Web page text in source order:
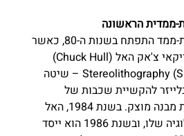
הראשונה
הרעיון של הדפסת תלת-ממד התפתח בשנות ה-80, כאשר
המהנדס והחוקר האמריקאי צ'אק האל (Chuck Hull)
פיתח את שיטת ה-Stereolithography (SLA) – שיטה
להקשיית שכבות של
פולימר נוזלי עד לקבלת מבנה מוצק. בשנת 1984, האל
רשם פטנט על הטכנולוגיה שלו, ובשנת 1986 הוא ייסד